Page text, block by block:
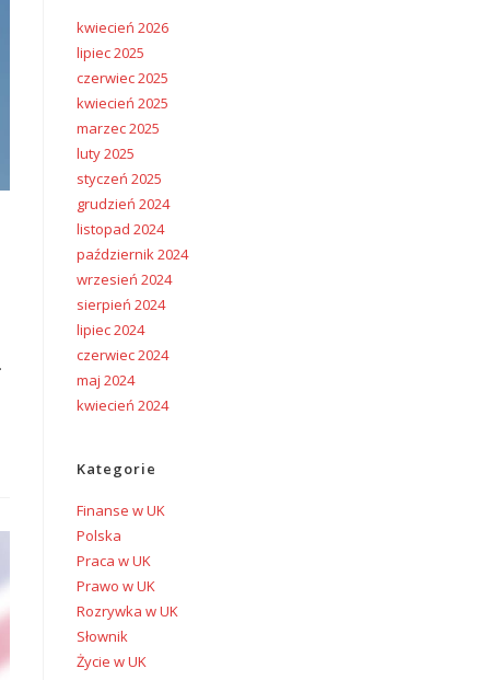
kwiecień 2026
lipiec 2025
czerwiec 2025
kwiecień 2025
marzec 2025
luty 2025
styczeń 2025
grudzień 2024
listopad 2024
październik 2024
wrzesień 2024
sierpień 2024
lipiec 2024
czerwiec 2024
maj 2024
kwiecień 2024
Kategorie
Finanse w UK
Polska
Praca w UK
Prawo w UK
Rozrywka w UK
Słownik
Życie w UK